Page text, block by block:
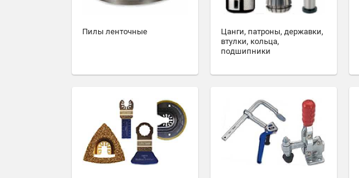
Пилы ленточные
Цанги, патроны, державки,
втулки, кольца,
подшипники